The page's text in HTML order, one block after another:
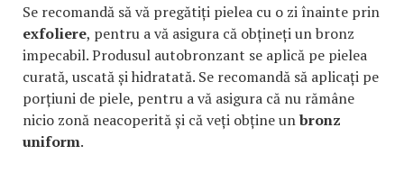
Se recomandă să vă pregătiți pielea cu o zi înainte prin
exfoliere, pentru a vă asigura că obțineți un bronz
impecabil. Produsul autobronzant se aplică pe pielea
curată, uscată și hidratată. Se recomandă să aplicați pe
porțiuni de piele, pentru a vă asigura că nu rămâne
nicio zonă neacoperită și că veți obține unbronz
uniform.